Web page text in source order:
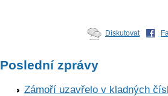
Diskutovat
Poslední zprávy
Zámoří uzavřelo v kladných